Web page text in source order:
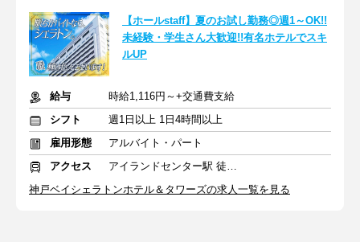
【ホールstaff】夏のお試し勤務◎週1～OK!!
未経験・学生さん大歓迎!!有名ホテルでスキ
ルUP
給与
時給1,116円～+交通費支給
シフト
週1日以上 1日4時間以上
雇用形態
アルバイト・パート
アクセス
アイランドセンター駅 徒歩1分
神戸ベイシェラトンホテル＆タワーズの求人一覧を見る